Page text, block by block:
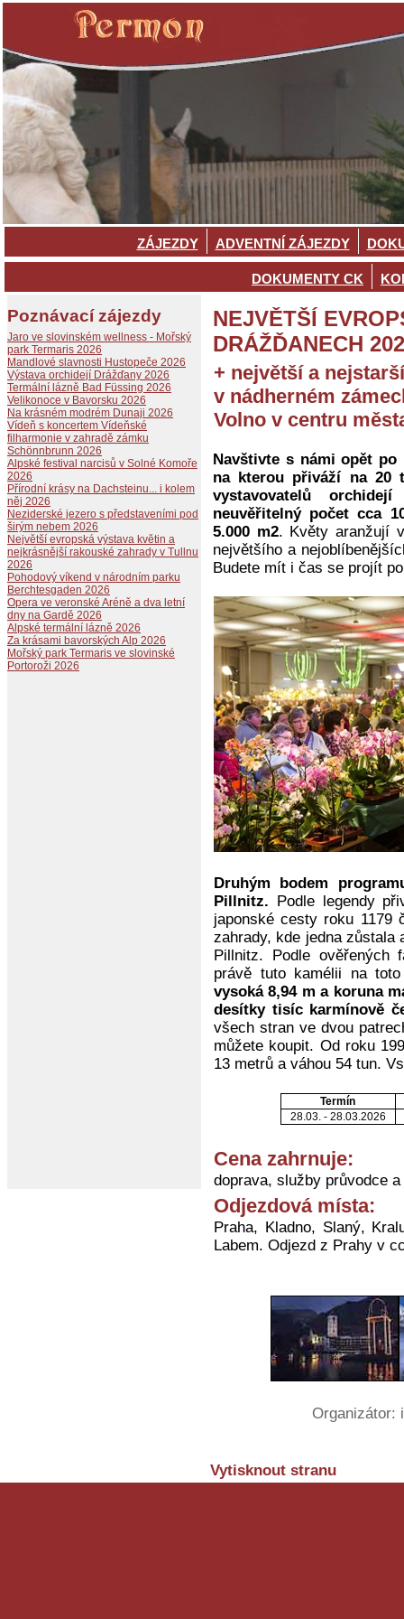
ZÁJEZDY ADVENTNÍ ZÁJEZDY
DOKUMENTY CK
Poznávací zájezdy
Jaro ve slovinském wellness - Mořský
park Termaris 2026
Mandlové slavnosti Hustopeče 2026
Výstava orchidejí Drážďany 2026
Termální lázně Bad Füssing 2026
Velikonoce v Bavorsku 2026
Na krásném modrém Dunaji 2026
Vídeň s koncertem Vídeňské
filharmonie v zahradě zámku
Schönnbrunn 2026
Alpské festival narcisů v Solné Komoře
2026
Přírodní krásy na Dachsteinu... i kolem
něj 2026
Neziderské jezero s představeními pod
širým nebem 2026
Největší evropská výstava květin a
nejkrásnější rakouské zahrady v Tullnu
2026
Pohodový víkend v národním parku
Berchtesgaden 2026
Opera ve veronské Aréně a dva letní
dny na Gardě 2026
Alpské termální lázně 2026
Za krásami bavorských Alp 2026
Mořský park Termaris ve slovinské
Portoroži 2026
NEJVĚTŠÍ
DRÁŽĎANECH
+ největší a
v nádherném
Volno v centru
Navštivte s námi opět
na kterou přiváží na 20
vystavovatelů
neuvěřitelný počet cca
5.000 m2. Květy aranžují
největšího a
Budete mít i čas se projít
Druhým bodem
Pillnitz. Podle legendy
japonské cesty roku 1179
zahrady, kde jedna zůstala
Pillnitz. Podle ověřených
právě tuto kamélii na
vysoká 8,94 m a koruna
desítky tisíc karmínově
všech stran ve dvou
můžete koupit. Od roku
13 metrů a váhou 54 tun.
Termín
28.03. - 28.03.2026
Cena zahrnuje:
doprava, služby průvodce a
Odjezdová místa:
Praha, Kladno, Slaný,
Labem. Odjezd z Prahy v
Organizátor:
Vytisknout stranu